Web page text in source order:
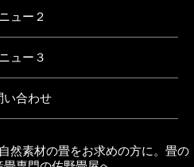
然素材の畳をお求めの方に。畳の
ュー２
ュー３
い合わせ